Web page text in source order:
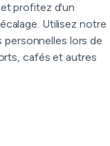
profitez d'un
Utilisez notre
lors de
cafés et autres